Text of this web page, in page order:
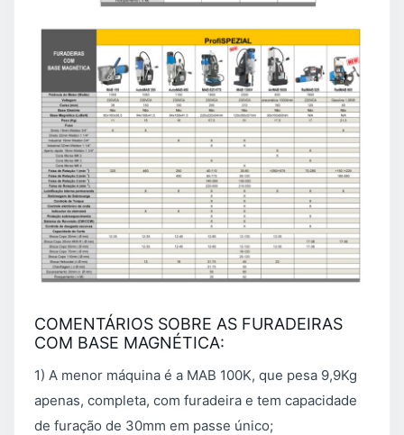
COMENTÁRIOS SOBRE AS FURADEIRAS
COM BASE MAGNÉTICA:
1) A menor máquina é a MAB 100K, que pesa 9,9Kg
apenas, completa, com furadeira e tem capacidade
de furação de 30mm em passe único;